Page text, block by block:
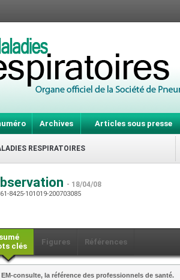
Archives Articles sous presse
RESPIRATOIRES
- 18/04/08
8425-101019-200703085
clés
Figures Références
consulte, la référence des professionnels de santé.